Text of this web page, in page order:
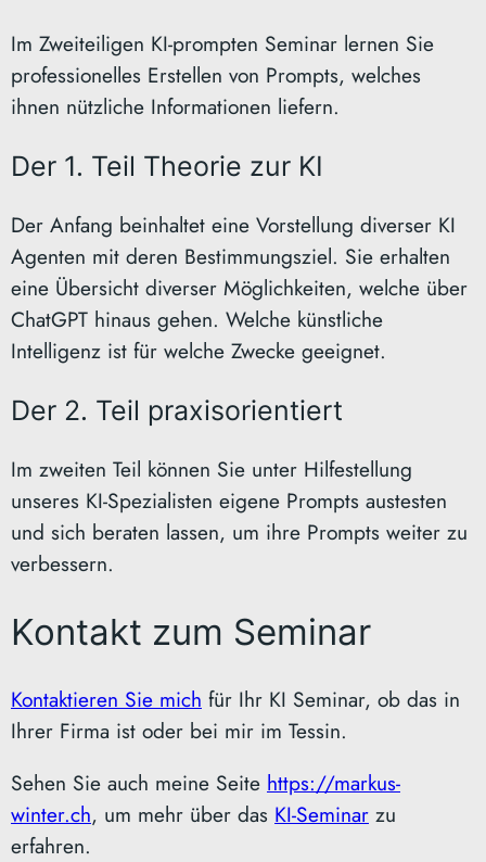
Im Zweiteiligen KI-prompten Seminar lernen Sie
professionelles Erstellen von Prompts, welches
ihnen nützliche Informationen liefern.
Der 1. Teil Theorie zur KI
Der Anfang beinhaltet eine Vorstellung diverser KI
Agenten mit deren Bestimmungsziel. Sie erhalten
eine Übersicht diverser Möglichkeiten, welche über
ChatGPT hinaus gehen. Welche künstliche
Intelligenz ist für welche Zwecke geeignet.
Der 2. Teil praxisorientiert
Im zweiten Teil können Sie unter Hilfestellung
unseres KI-Spezialisten eigene Prompts austesten
und sich beraten lassen, um ihre Prompts weiter zu
verbessern.
Kontakt zum Seminar
Kontaktieren Sie mich für Ihr KI Seminar, ob das in
Ihrer Firma ist oder bei mir im Tessin.
Sehen Sie auch meine Seite https://markus-
winter.ch, um mehr über das KI-Seminar zu
erfahren.